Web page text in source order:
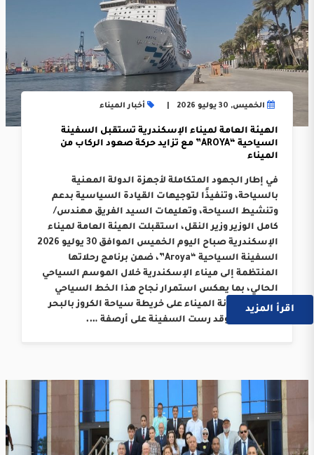
الخميس, 30 يوليو 2026 أخبار الميناء
الهيئة العامة لميناء الإسكندرية تستقبل السفينة
السياحية “AROYA” مع تزايد حركة صعود الركاب من
الميناء
في إطار الجهود المتكاملة لأجهزة الدولة المعنية
بالسياحة، وتنفيذًا لتوجيهات القيادة السياسية بدعم
وتنشيط السياحة، وتعليمات السيد الفريق مهندس/
كامل الوزير وزير النقل، استقبلت الهيئة العامة لميناء
الإسكندرية صباح اليوم الخميس الموافق 30 يوليو 2026
السفينة السياحية “Aroya”، ضمن برنامج رحلاتها
المنتظمة إلى ميناء الإسكندرية خلال الموسم السياحي
الحالي، بما يعكس استمرار نجاح هذا الخط السياحي
وترسيخ مكانة الميناء على خريطة سياحة الكروز بالبحر
المتوسط. وقد رست السفينة على أرصفة ….
اقرأ المزيد